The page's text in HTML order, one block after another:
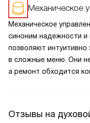
жар не уходит наружу,
электричества. Минус
деликатного ухода:
не повредить
и
для вашей кухни.
Механическое
Механическое
синоним надежности
позволяют интуитивно
в сложные меню. Они
а ремонт обходится
механика — это
Отзывы на